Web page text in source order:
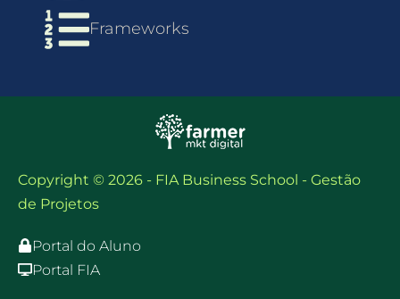
Frameworks
Copyright © 2026 - FIA Business School - Gestão
de Projetos
Portal do Aluno
Portal FIA